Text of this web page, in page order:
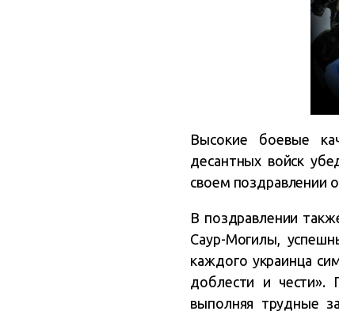
Высокие боевые
десантных войск
своем поздравлении
В поздравлении
Саур-Могилы,
каждого украинца
доблести и чести».
выполняя трудные